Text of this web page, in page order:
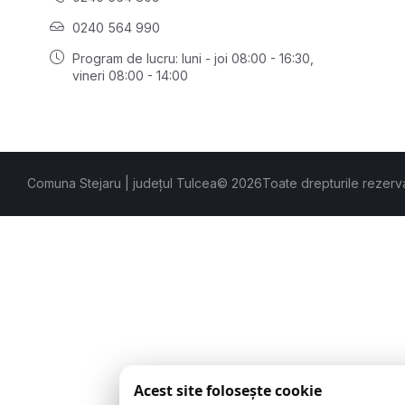
0240 564 990
Program de lucru: luni - joi 08:00 - 16:30,
vineri 08:00 - 14:00
Comuna Stejaru | județul Tulcea© 2026Toate drepturile
Acest site folosește cookie